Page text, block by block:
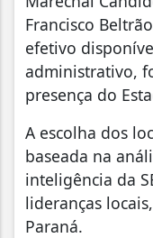
Francisco
efetivo
administrativo,
presença do
A escolha dos
baseada na
inteligência da
lideranças
Paraná.